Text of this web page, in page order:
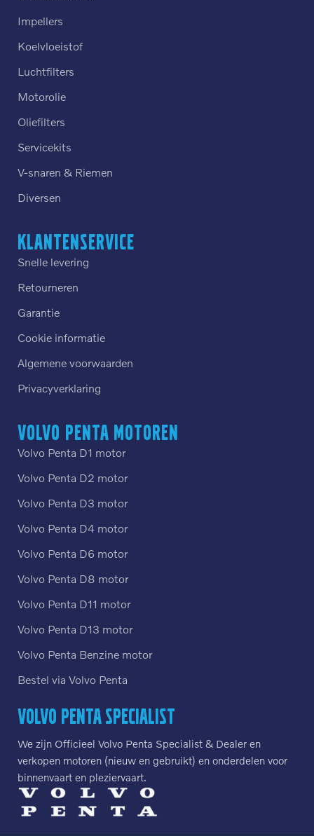
Impellers
Koelvloeistof
Luchtfilters
Motorolie
Oliefilters
Servicekits
V-snaren & Riemen
Diversen
Klantenservice
Snelle levering
Retourneren
Garantie
Cookie informatie
Algemene voorwaarden
Privacyverklaring
Volvo Penta motoren
Volvo Penta D1 motor
Volvo Penta D2 motor
Volvo Penta D3 motor
Volvo Penta D4 motor
Volvo Penta D6 motor
Volvo Penta D8 motor
Volvo Penta D11 motor
Volvo Penta D13 motor
Volvo Penta Benzine motor
Bestel via Volvo Penta
Volvo Penta Specialist
We zijn Officieel Volvo Penta Specialist & Dealer en
verkopen motoren (nieuw en gebruikt) en onderdelen voor
binnenvaart en pleziervaart.